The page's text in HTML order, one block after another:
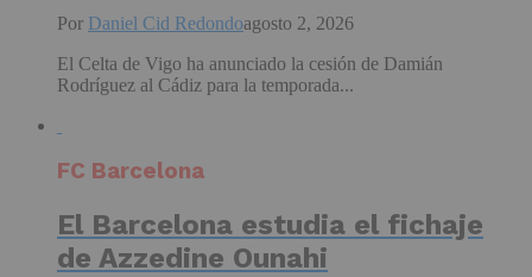
Por Daniel Cid Redondoagosto 2, 2026
El Celta de Vigo ha anunciado la cesión de Damián
Rodríguez al Cádiz para la temporada...
FC Barcelona
El Barcelona estudia el fichaje
de Azzedine Ounahi